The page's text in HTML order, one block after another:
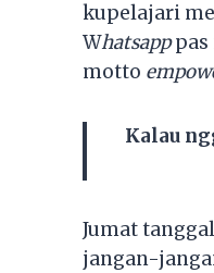
kupelajari
Whatsapppas
motto
Kalau
Jumat
jangan-